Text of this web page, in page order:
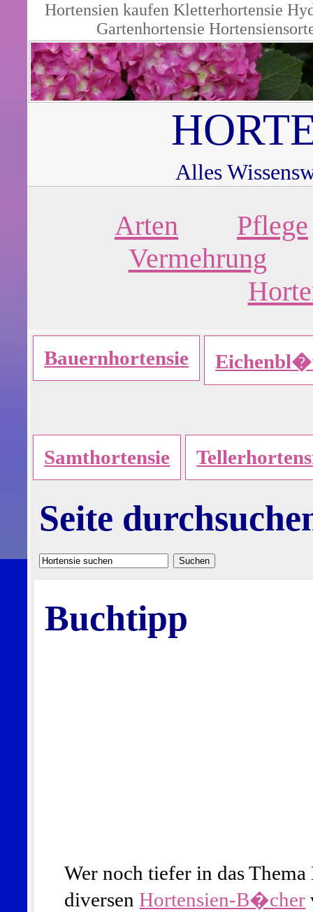
Hortensien kaufen Kletterhortensie
Gartenhortensie
Alles
Arten
Pflege
Vermehrung
Bauernhortensie
Samthortensie
Seite
Buchtipp
Wer noch tiefer in das
diversen Hortensien-B�cher